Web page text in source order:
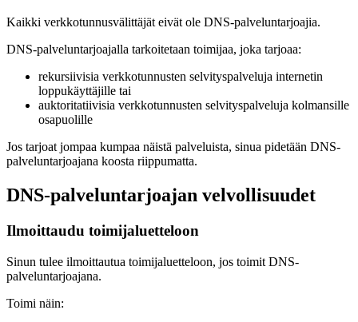
Kaikki verkkotunnusvälittäjät eivät ole DNS-palveluntarjoajia.
DNS-palveluntarjoajalla tarkoitetaan toimijaa, joka tarjoaa:
rekursiivisia verkkotunnusten selvityspalveluja internetin
loppukäyttäjille tai
auktoritatiivisia verkkotunnusten selvityspalveluja kolmansille
osapuolille
Jos tarjoat jompaa kumpaa näistä palveluista, sinua pidetään DNS-
palveluntarjoajana koosta riippumatta.
DNS-palveluntarjoajan velvollisuudet
Ilmoittaudu toimijaluetteloon
Sinun tulee ilmoittautua toimijaluetteloon, jos toimit DNS-
palveluntarjoajana.
Toimi näin: